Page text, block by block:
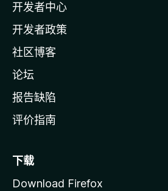
主
页
开发者中心
开发者政策
社区博客
论坛
报告缺陷
评价指南
下载
Download Firefox